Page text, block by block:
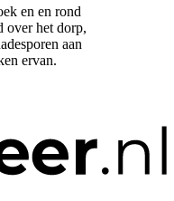
en en rond
over het dorp,
aan
ervan.